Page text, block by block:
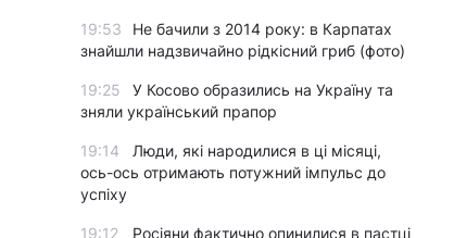
19:53
Не бачили з 2014 року: в Карпатах
знайшли надзвичайно рідкісний гриб (фото)
19:25
У Косово образились на Україну та
зняли український прапор
19:14
Люди, які народилися в ці місяці,
ось-ось отримають потужний імпульс до
успіху
19:12 Росіяни фактично опинилися в пастці